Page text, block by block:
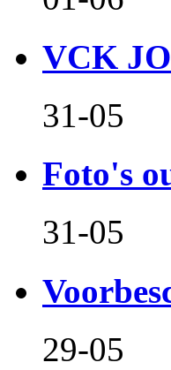
VCK
31-05
Foto's
31-05
29-05